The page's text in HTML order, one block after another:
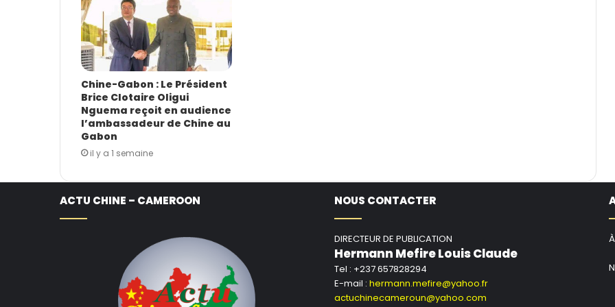
Chine-Gabon : Le Président
Brice Clotaire Oligui
Nguema reçoit en audience
l’ambassadeur de Chine au
Gabon
il y a 1 semaine
ACTU CHINE – CAMEROON NOUS CONTACTER
DIRECTEUR DE PUBLICATION
Hermann Mefire Louis Claude
Tel : +237 657828294
E-mail : hermann.mefire@yahoo.fr
actuchinecameroun@yahoo.com